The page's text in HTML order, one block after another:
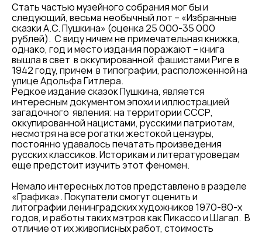
Стать частью музейного собрания мог бы и
следующий, весьма необычный лот – «Избранные
сказки А.С. Пушкина» (оценка 25 000-35 000
рублей). С виду ничем не примечательная книжка,
однако, год и место издания поражают – книга
вышла в свет в оккупированной фашистами Риге в
1942 году, причем в типографии, расположенной на
улице Адольфа Гитлера.
Редкое издание сказок Пушкина, является
интересным документом эпохи и иллюстрацией
загадочного явления: на территории СССР,
оккупированной нацистами, русскими патриотам,
несмотря на все рогатки жестокой цензуры,
постоянно удавалось печатать произведения
русских классиков. Историкам и литературоведам
еще предстоит изучить этот феномен.
Немало интересных лотов представлено в разделе
«Графика». Покупатели смогут оценить и
литографии ленинградских художников 1970-80-х
годов, и работы таких мэтров как Пикассо и Шагал. В
отличие от их живописных работ, стоимость